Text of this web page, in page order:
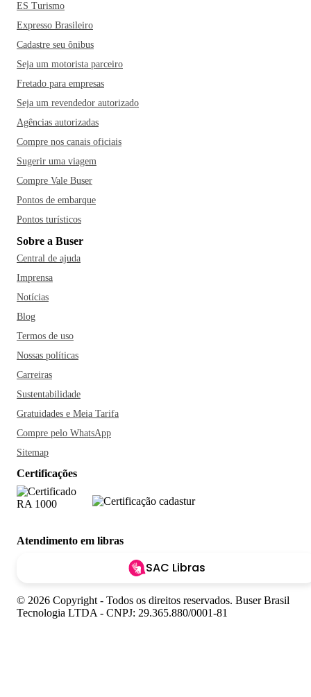
ES Turismo
Expresso Brasileiro
Cadastre seu ônibus
Seja um motorista parceiro
Fretado para empresas
Seja um revendedor autorizado
Agências autorizadas
Compre nos canais oficiais
Sugerir uma viagem
Compre Vale Buser
Pontos de embarque
Pontos turísticos
Sobre a Buser
Central de ajuda
Imprensa
Notícias
Blog
Termos de uso
Nossas políticas
Carreiras
Sustentabilidade
Gratuidades e Meia Tarifa
Compre pelo WhatsApp
Sitemap
Certificações
Atendimento em libras
SAC Libras
© 2026 Copyright - Todos os direitos reservados. Buser Brasil
Tecnologia LTDA - CNPJ: 29.365.880/0001-81